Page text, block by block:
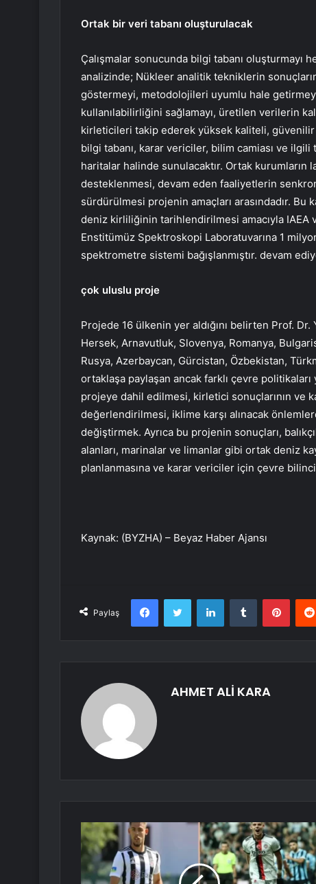
Ortak bir veri tabanı oluşturulacak
Çalışmalar sonucunda bilgi tabanı
analizinde; Nükleer analitik tekniklerin
göstermeyi, metodolojileri uyumlu hale getirmeyi,
kullanılabilirliğini sağlamayı, üretilen verilerin
kirleticileri takip ederek yüksek kaliteli, güvenilir
bilgi tabanı, karar vericiler, bilim camiası ve
haritalar halinde sunulacaktır. Ortak kurumların
desteklenmesi, devam eden faaliyetlerin
sürdürülmesi projenin amaçları arasındadır. Bu
deniz kirliliğinin tarihlendirilmesi amacıyla IAEA
Enstitümüz Spektroskopi Laboratuvarına 1
spektrometre sistemi bağışlanmıştır. devam
çok uluslu proje
Projede 16 ülkenin yer aldığını belirten Prof.
Hersek, Arnavutluk, Slovenya, Romanya,
Rusya, Azerbaycan, Gürcistan, Özbekistan,
ortaklaşa paylaşan ancak farklı çevre
projeye dahil edilmesi, kirletici sonuçlarının ve
değerlendirilmesi, iklime karşı alınacak
değiştirmek. Ayrıca bu projenin sonuçları,
alanları, marinalar ve limanlar gibi ortak deniz
planlanmasına ve karar vericiler için çevre
Kaynak: (BYZHA) – Beyaz Haber Ajansı
Paylaş
FacebookTwitter LinkedInTumblr
AHMET ALİ KARA